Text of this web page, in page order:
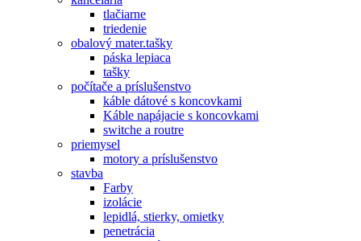
tlačiarne
triedenie
obalový mater.tašky
páska lepiaca
tašky
počítače a príslušenstvo
káble dátové s koncovkami
Káble napájacie s koncovkami
switche a routre
priemysel
motory a príslušenstvo
stavba
Farby
izolácie
lepidlá, stierky, omietky
penetrácia